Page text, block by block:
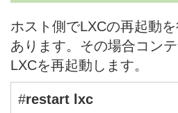
ホスト側でLXCの再起動
あります。その場合コン
LXCを再起動します。
#restart lxc